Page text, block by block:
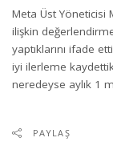
Meta Üst Yöneticisi
ilişkin
yaptıklarını ifade
iyi ilerleme
neredeyse aylık 1
PAYLAŞ